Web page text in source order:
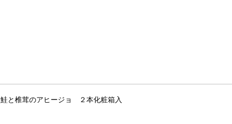
鮭と椎茸のアヒージョ ２本化粧箱入